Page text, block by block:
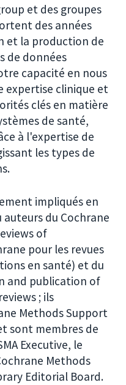
et des groupes
des années
et la production de
de données
capacité en nous
expertise clinique et
clés en matière
de santé,
à l'expertise de
les types de
impliqués en
du Cochrane
of
pour les revues
en santé) et du
and publication of
; ils
Methods Support
sont membres de
Executive, le
Methods
Editorial Board.